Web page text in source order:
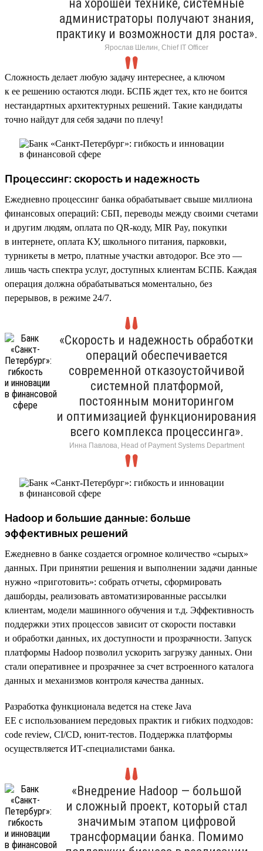
на хорошей технике, системные
администраторы получают знания,
практику и возможности для роста».
Ярослав Шелин, Chief IT Officer
Сложность делает любую задачу интереснее, а ключом
к ее решению остаются люди. БСПБ ждет тех, кто не боится
нестандартных архитектурных решений. Такие кандидаты
точно найдут для себя задачи по плечу!
Процессинг: скорость и надежность
Ежедневно процессинг банка обрабатывает свыше миллиона
финансовых операций: СБП, переводы между своими счетами
и другим людям, оплата по QR-коду, MIR Pay, покупки
в интернете, оплата КУ, школьного питания, парковки,
турникеты в метро, платные участки автодорог. Все это —
лишь часть спектра услуг, доступных клиентам БСПБ. Каждая
операция должна обрабатываться моментально, без
перерывов, в режиме 24/7.
«Скорость и надежность обработки
операций обеспечивается
современной отказоустойчивой
системной платформой,
постоянным мониторингом
и оптимизацией функционирования
всего комплекса процессинга».
Инна Павлова, Head of Payment Systems Department
Hadoop и большие данные: больше
эффективных решений
Ежедневно в банке создается огромное количество «сырых»
данных. При принятии решения и выполнении задачи данные
нужно «приготовить»: собрать отчеты, сформировать
дашборды, реализовать автоматизированные рассылки
клиентам, модели машинного обучения и т.д. Эффективность
поддержки этих процессов зависит от скорости поставки
и обработки данных, их доступности и прозрачности. Запуск
платформы Hadoop позволил ускорить загрузку данных. Они
стали оперативнее и прозрачнее за счет встроенного каталога
данных и механизмов контроля качества данных.
Разработка функционала ведется на стеке Java
EE с использованием передовых практик и гибких подходов:
code review, CI/CD, юнит-тестов. Поддержка платформы
осуществляется ИТ-специалистами банка.
«Внедрение Hadoop — большой
и сложный проект, который стал
значимым этапом цифровой
трансформации банка. Помимо